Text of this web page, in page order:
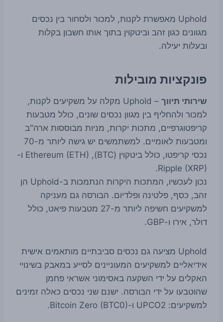
Uphold מאפשרת לקנות, למכור ולסחור בין נכסים
מגוונים כגון זהב וביטקוין בתוך אותו חשבון בקלות
ובעלות יעילה.
פונקציות מובילות
שירותי תיווך
– Uphold מקלה על משקיעים לקנות,
למכור ולהחליף בין מגוון נכסים שונים, כולל מטבעות
קריפטוגרפיים, מתכות יקרות, מניות מבוססות ארה"ב
ומטבעות לאומיים. למשתמשים יש גישה ליותר מ-70
נכסי קריפטו, כולל ביטקוין (BTC), Ethereum (ETH) ו-
Ripple (XRP).
נכון לעכשיו, המתכות היקרות הנתמכות ב-Uphold הן
זהב, כסף, פלטינה ופלדיום. הבורסה גם מעניקה
למשקיעים חשיפה ליותר מ-27 מטבעות פיאט, כולל
דולר, אירו ו-GBP.
Uphold מציעה גם נכסים סביבתיים מותאמים אישית
אידיאליים למשקיעים המעוניינים לסייע במאבק בשינויי
האקלים על ידי השקעה באסימוני אשראי פחמן
שהוטבעו על ידי הבורסה. ישנם שני נכסים כאלה זמינים
למשקיעים: UPCO2 ו-Bitcoin Zero (BTC0).